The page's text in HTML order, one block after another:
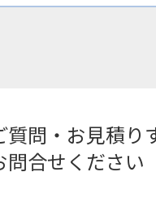
問・お見積り
問合せください